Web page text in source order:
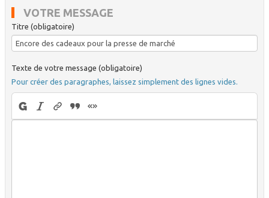
VOTRE MESSAGE
Titre (obligatoire)
Texte de votre message (obligatoire)
Pour créer des paragraphes, laissez simplement des lignes vides.